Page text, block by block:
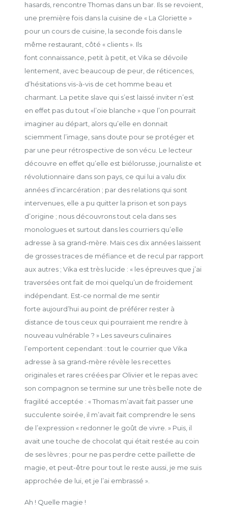
hasards, rencontre Thomas dans un bar. Ils se revoient,
une première fois dans la cuisine de « La Gloriette »
pour un cours de cuisine, la seconde fois dans le
même restaurant, côté « clients ». Ils
font connaissance, petit à petit, et Vika se dévoile
lentement, avec beaucoup de peur, de réticences,
d’hésitations vis-à-vis de cet homme beau et
charmant. La petite slave qui s’est laissé inviter n’est
en effet pas du tout «l’oie blanche » que l’on pourrait
imaginer au départ, alors qu’elle en donnait
sciemment l’image, sans doute pour se protéger et
par une peur rétrospective de son vécu. Le lecteur
découvre en effet qu’elle est biélorusse, journaliste et
révolutionnaire dans son pays, ce qui lui a valu dix
années d’incarcération ; par des relations qui sont
intervenues, elle a pu quitter la prison et son pays
d’origine ; nous découvrons tout cela dans ses
monologues et surtout dans les courriers qu’elle
adresse à sa grand-mère. Mais ces dix années laissent
de grosses traces de méfiance et de recul par rapport
aux autres ; Vika est très lucide : « les épreuves que j’ai
traversées ont fait de moi quelqu’un de froidement
indépendant. Est-ce normal de me sentir
forte aujourd’hui au point de préférer rester à
distance de tous ceux qui pourraient me rendre à
nouveau vulnérable ? » Les saveurs culinaires
l’emportent cependant : tout le courrier que Vika
adresse à sa grand-mère révèle les recettes
originales et rares créées par Olivier et le repas avec
son compagnon se termine sur une très belle note de
fragilité acceptée : « Thomas m’avait fait passer une
succulente soirée, il m’avait fait comprendre le sens
de l’expression « redonner le goût de vivre. » Puis, il
avait une touche de chocolat qui était restée au coin
de ses lèvres ; pour ne pas perdre cette paillette de
magie, et peut-être pour tout le reste aussi, je me suis
approchée de lui, et je l’ai embrassé ».
Ah ! Quelle magie !